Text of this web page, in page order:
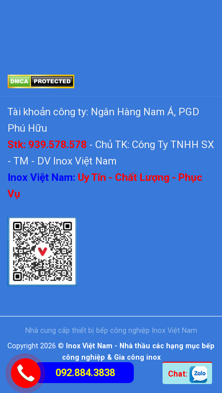
Tài khoản công ty: Ngân Hàng Nam Á, PGD
Phú Hữu
Stk: 939.578.578 - Chủ TK: Công Ty TNHH SX
- TM - DV Inox Việt Nam
Inox Việt Nam: Uy Tín - Chất Lượng - Phục
Vụ
Nhà cung cấp thiết bị bếp công nghiệp Inox Việt Nam
Copyright 2026 © Inox Việt Nam - Nhà thầu các hạng mục bếp
công nghiệp & Gia công inox
092.884.3838 Chat: